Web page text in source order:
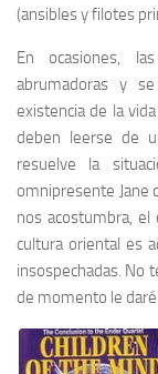
(ansibles y filotes
En ocasiones,
abrumadoras y
existencia de la
deben leerse de
resuelve la
omnipresente Jane
nos acostumbra,
cultura oriental es
insospechadas. No
de momento le daré